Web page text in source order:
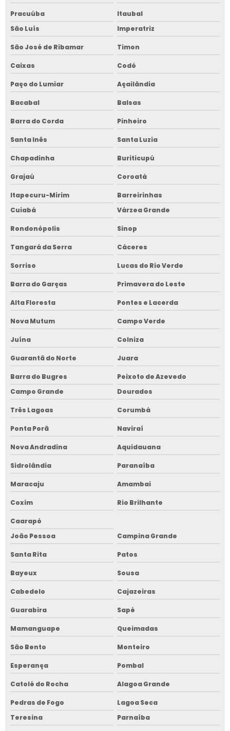
Pracuúba
Itaubal
São Luís
Imperatriz
São José de Ribamar Timon
Caixas Codó
Paço do Lumiar Açailândia
Bacabal Balsas
Barra do Corda Pinheiro
Santa Inês Santa Luzia
Chapadinha Buriticupú
Grajaú Coroatá
Itapecuru-Mirim
Barreirinhas
Cuiabá
Várzea Grande
Rondonópolis Sinop
Tangará da Serra Cáceres
Sorriso Lucas do Rio Verde
Barra do Garças Primavera do Leste
Alta Floresta Pontes e Lacerda
Nova Mutum Campo Verde
Juína Colniza
Guarantã do Norte Juara
Barra do Bugres
Peixoto de Azevedo
Campo Grande
Dourados
Três Lagoas Corumbá
Ponta Porã Naviraí
Nova Andradina Aquidauana
Sidrolândia Paranaíba
Maracaju Amambai
Coxim Rio Brilhante
Caarapó
João Pessoa
Campina Grande
Santa Rita Patos
Bayeux Sousa
Cabedelo Cajazeiras
Guarabira Sapé
Mamanguape Queimadas
São Bento Monteiro
Esperança Pombal
Catolé do Rocha Alagoa Grande
Pedras de Fogo
Lagoa Seca
Teresina
Parnaíba